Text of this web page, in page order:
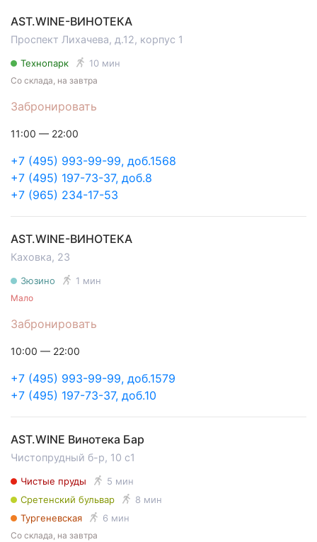
AST.WINE-ВИНОТЕКА
Проспект Лихачева, д.12, корпус 1
Технопарк 10 мин
Забронировать
Со склада, на завтра
+7 (495) 993-99-99, доб.1568
+7 (495) 197-73-37, доб.8
+7 (965) 234-17-53
11:00 — 22:00
AST.WINE-ВИНОТЕКА
Каховка, 23
Зюзино 1 мин
Забронировать
Мало
+7 (495) 993-99-99, доб.1579
+7 (495) 197-73-37, доб.10
10:00 — 22:00
AST.WINE Винотека Бар
Чистопрудный б-р, 10 с1
Чистые пруды
5 мин
Сретенский бульвар
8 мин
Тургеневская
6 мин
Со склада, на завтра